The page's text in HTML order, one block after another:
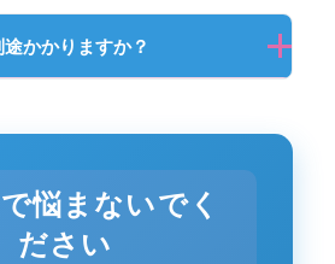
かかりますか？
悩まないでく
ださい